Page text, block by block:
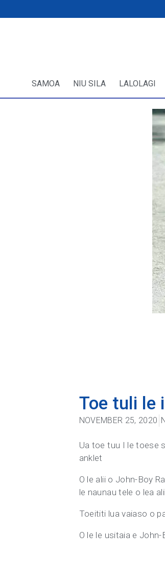
SAMOA NIU SILA LALOLAGI
Toe tuli le
NOVEMBER 25, 2020
Ua toe tuu I le toese
anklet
O le alii o John-Boy
le naunau tele o lea
Toeititi lua vaiaso o
O le le usitaia e